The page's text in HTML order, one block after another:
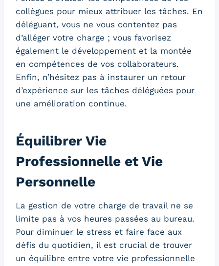
collègues pour mieux attribuer les tâches. En
déléguant, vous ne vous contentez pas
d’alléger votre charge ; vous favorisez
également le développement et la montée
en compétences de vos collaborateurs.
Enfin, n’hésitez pas à instaurer un retour
d’expérience sur les tâches déléguées pour
une amélioration continue.
Équilibrer Vie
Professionnelle et Vie
Personnelle
La gestion de votre charge de travail ne se
limite pas à vos heures passées au bureau.
Pour diminuer le stress et faire face aux
défis du quotidien, il est crucial de trouver
un équilibre entre votre vie professionnelle